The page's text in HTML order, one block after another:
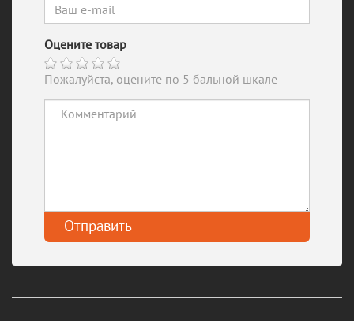
Оцените товар
Пожалуйста, оцените по 5 бальной шкале